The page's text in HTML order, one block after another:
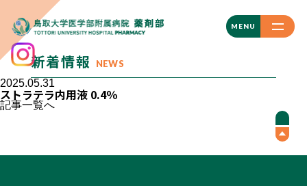
MENU
CLOSE
新着情報 NEWS
2025.05.31
ストラテラ内用液 0.4％
記事一覧へ